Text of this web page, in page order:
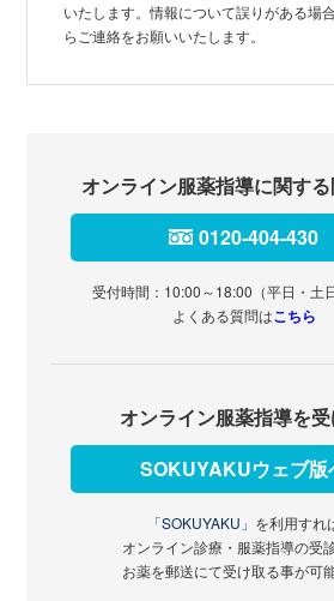
いたします。情報について誤りがある場
らご連絡をお願いいたします。
オンライン服薬指導に関す
0120-404-430
受付時間：10:00～18:00（平日・土
よくある質問はこちら
オンライン服薬指導を
SOKUYAKUウェブ版
「SOKUYAKU」 を利用すれ
オンライン診療・服薬指導の受
お薬を郵送にて受け取る事が可